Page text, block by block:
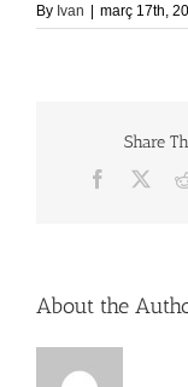
By Ivan març 17th,
Share
Facebook
About the